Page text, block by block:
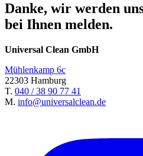
Danke, wir werden
bei Ihnen melden.
Universal Clean GmbH
Mühlenkamp 6c
22303 Hamburg
T. 040 / 38 90 77 41
M. info@universalclean.de